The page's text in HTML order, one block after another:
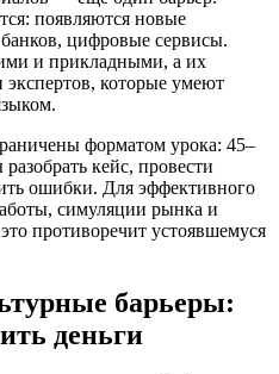
появляются новые
цифровые сервисы.
и прикладными, а их
экспертов, которые умеют
форматом урока: 45–
кейс, провести
ошибки. Для эффективного
симуляции рынка и
противоречит устоявшемуся
барьеры:
деньги